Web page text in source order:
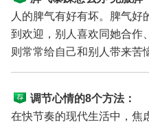
方法
人的脾气有好有坏。脾气好
到欢迎，别人喜欢同她合作
则常常给自己和别人带来苦
相处。脾...
调节心情的8个方法：
在快节奏的现代生活中，焦